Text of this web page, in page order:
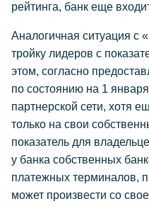
рейтинга, банк еще
Аналогичная ситуация
тройку лидеров с
этом, согласно
по состоянию на 1
партнерской сети, хотя
только на свои
показатель для
у банка собственных
платежных терминалов,
может произвести со